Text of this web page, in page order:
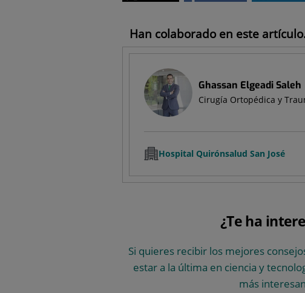
Han colaborado en este
Ghassan Elgeadi Saleh
Cirugía Ortopédica y
Hospital Quirónsalud San José
¿Te ha
Si quieres recibir los mejores
estar a la última en ciencia y
más